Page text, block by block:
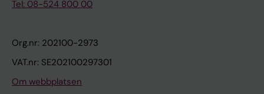
Tel: 08-524 800 00
Org.nr: 202100-2973
VAT.nr: SE202100297301
Om webbplatsen